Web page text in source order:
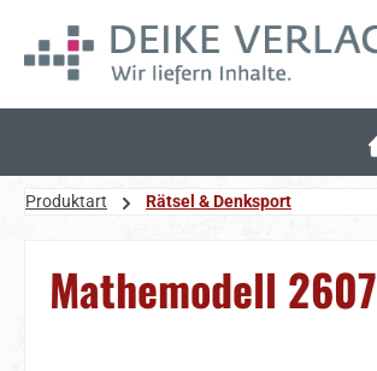
Hauptinhalt springen
Zur Suche springen
Zur Hauptnavigation springen
Produktart Rätsel & Denksport
Mathemodell 2607